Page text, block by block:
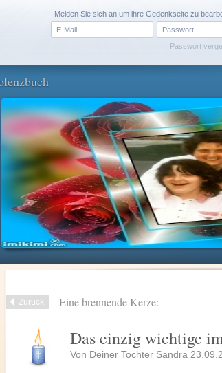
Passwort
Melden Sie sich an um ihre Gedenkseite zu
Zurück Eine brennende Kerze:
Das einzig wichtige
Von Deiner Tochter Sandra